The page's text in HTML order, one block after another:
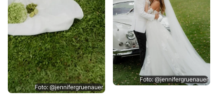
Foto: @jennifergruenauer
Foto: @jennifergruenauer